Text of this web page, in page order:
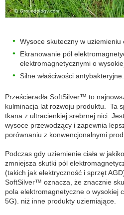
Wysoce skuteczny w uziemieniu
Ekranowanie pól
elektromagnetycznymi o
Silne właściwości antybakteryjne.
Prześcieradła SoftSilver™ to
kulminacja lat rozwoju produktu. Ta
tkana z ultracienkiej srebrnej nici.
wysoce przewodzący i zapewnia
porównaniu z konwencjonalnymi
Podczas gdy uziemienie ciała w
zmniejsza skutki pól
(takich jak elektryczność i sprzęt
SoftSilver™ oznacza, że znacznie
pola elektromagnetyczne o wysokiej
5G). niż inne produkty uziemiające.